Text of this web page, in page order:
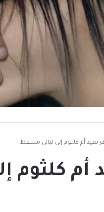
تعيد أم كلثوم إلى ليالي مسقط
أم كلثوم